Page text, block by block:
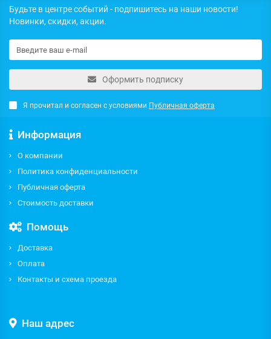
Будьте в центре событий - подпишитесь на наши новости!
Новинки, скидки, акции.
Оформить подписку
Я прочитал и согласен с условиями Публичная оферта
Информация
О компании
Политика конфиденциальности
Публичная оферта
Стоимость доставки
Помощь
Доставка
Оплата
Контакты и схема проезда
Наш адрес